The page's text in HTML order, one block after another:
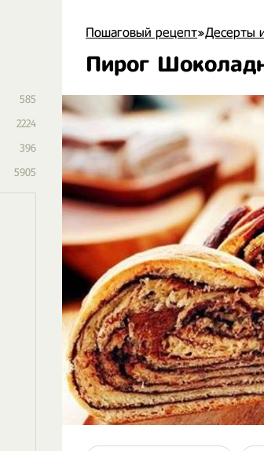
Пошаговый рецепт»Десерты
Пирог
585
2224
396
5905